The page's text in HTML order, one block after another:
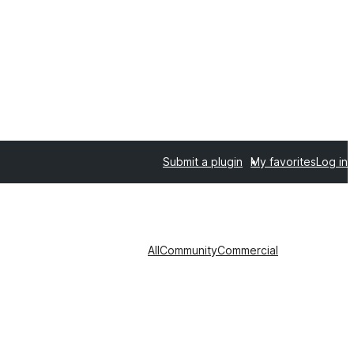
Submit a plugin My favoritesLog in
AllCommunityCommercial